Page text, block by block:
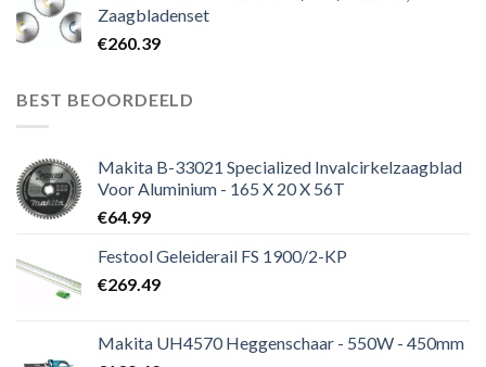
Zaagbladenset
€260.39
BEST BEOORDEELD
Makita B-33021 Specialized Invalcirkelzaagblad
Voor Aluminium - 165 X 20 X 56T
€64.99
Festool Geleiderail FS 1900/2-KP
€269.49
Makita UH4570 Heggenschaar - 550W - 450mm